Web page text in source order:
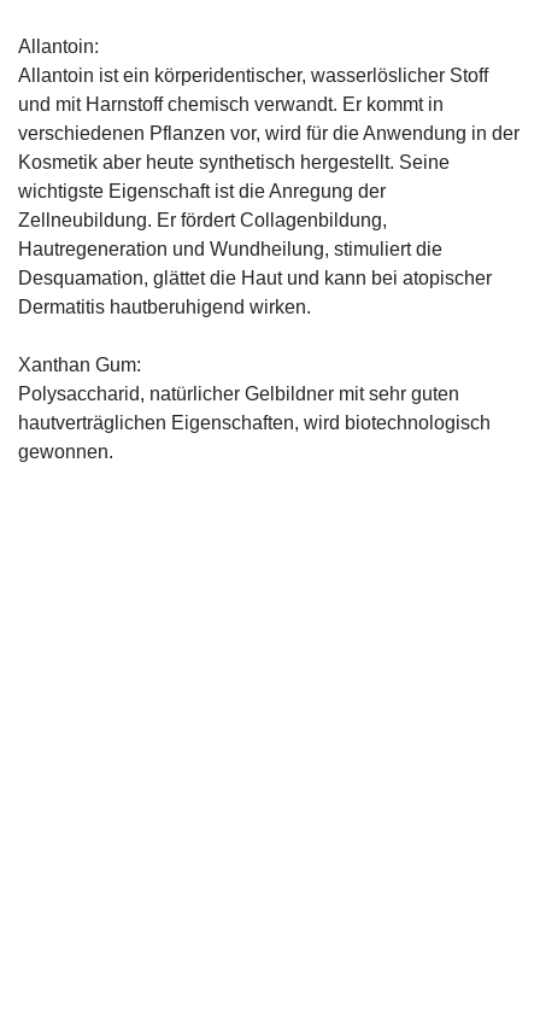
Allantoin:
Allantoin ist ein körperidentischer, wasserlöslicher Stoff
und mit Harnstoff chemisch verwandt. Er kommt in
verschiedenen Pflanzen vor, wird für die Anwendung in der
Kosmetik aber heute synthetisch hergestellt. Seine
wichtigste Eigenschaft ist die Anregung der
Zellneubildung. Er fördert Collagenbildung,
Hautregeneration und Wundheilung, stimuliert die
Desquamation, glättet die Haut und kann bei atopischer
Dermatitis hautberuhigend wirken.
Xanthan Gum:
Polysaccharid, natürlicher Gelbildner mit sehr guten
hautverträglichen Eigenschaften, wird biotechnologisch
gewonnen.